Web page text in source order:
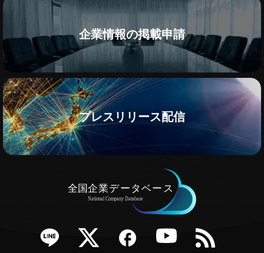
企業情報の掲載申請
プレスリリース配信
Twitter Facebook YouTube RSS